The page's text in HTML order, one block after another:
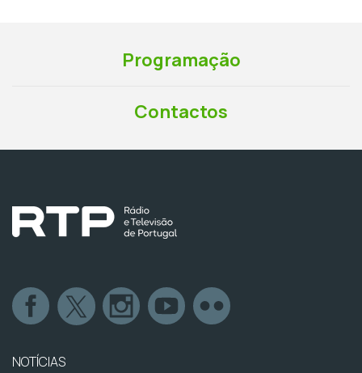
Programação
Contactos
NOTÍCIAS